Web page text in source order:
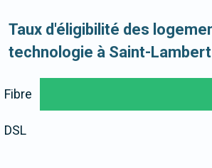
Taux d'éligibilité des
technologie à Saint-Lambert
Fibre
DSL